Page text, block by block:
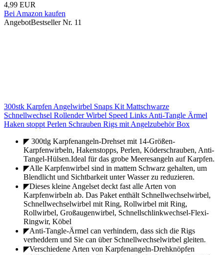
4,99 EUR
Bei Amazon kaufen
AngebotBestseller Nr. 11
300stk Karpfen Angelwirbel Snaps Kit Mattschwarze
Schnellwechsel Rollender Wirbel Speed Links Anti-Tangle Ärmel
Haken stoppt Perlen Schrauben Rigs mit Angelzubehör Box
◤ 300tlg Karpfenangeln-Drehset mit 14-Größen-
Karpfenwirbeln, Hakenstopps, Perlen, Köderschrauben, Anti-
Tangel-Hülsen.Ideal für das grobe Meeresangeln auf Karpfen.
◤Alle Karpfenwirbel sind in mattem Schwarz gehalten, um
Blendlicht und Sichtbarkeit unter Wasser zu reduzieren.
◤Dieses kleine Angelset deckt fast alle Arten von
Karpfenwirbeln ab. Das Paket enthält Schnellwechselwirbel,
Schnellwechselwirbel mit Ring, Rollwirbel mit Ring,
Rollwirbel, Großaugenwirbel, Schnellschlinkwechsel-Flexi-
Ringwir, Köbel
◤Anti-Tangle-Ärmel can verhindern, dass sich die Rigs
verheddern und Sie can über Schnellwechselwirbel gleiten.
◤Verschiedene Arten von Karpfenangeln-Drehknöpfen